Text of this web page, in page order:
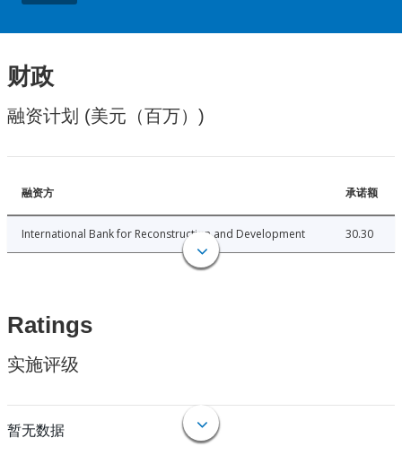
财政
融资计划 (美元（百万）)
融资方 承诺额
International Bank for Reconstruction and Development 30.30
Ratings
实施评级
暂无数据